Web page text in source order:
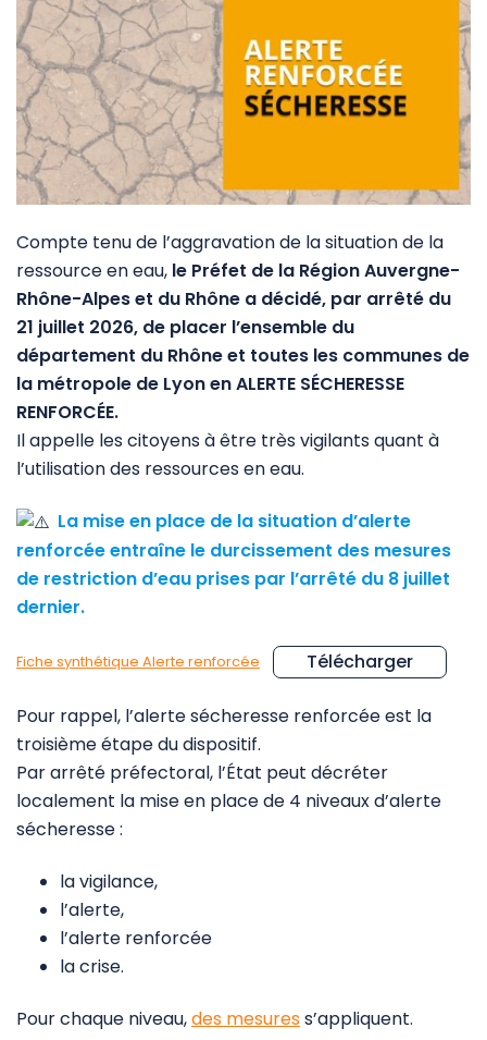
Compte tenu de l’aggravation de la situation de la
ressource en eau, le Préfet de la Région Auvergne-
Rhône-Alpes et du Rhône a décidé, par arrêté du
21 juillet 2026, de placer l’ensemble du
département du Rhône et toutes les communes de
la métropole de LyonenALERTE SÉCHERESSE
RENFORCÉE.
Il appelle les citoyens à être très vigilants quant à
l’utilisation des ressources en eau.
La mise en place de la situation d’alerte
renforcée entraîne le durcissement des mesures
de restriction d’eau prises par l’arrêté du 8 juillet
dernier.
Fiche synthétique Alerte renforcée Télécharger
Pour rappel, l’alerte sécheresse renforcée est la
troisième étape du dispositif.
Par arrêté préfectoral, l’État peut décréter
localement la mise en place de 4 niveaux d’alerte
sécheresse :
la vigilance,
l’alerte,
l’alerte renforcée
la crise.
Pour chaque niveau,des mesuress’appliquent.